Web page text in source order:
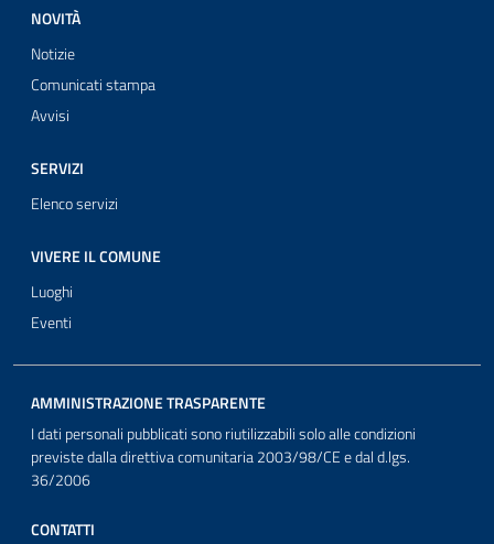
NOVITÀ
Notizie
Comunicati stampa
Avvisi
SERVIZI
Elenco servizi
VIVERE IL COMUNE
Luoghi
Eventi
AMMINISTRAZIONE TRASPARENTE
I dati personali pubblicati sono riutilizzabili solo alle condizioni
previste dalla direttiva comunitaria 2003/98/CE e dal d.lgs.
36/2006
CONTATTI